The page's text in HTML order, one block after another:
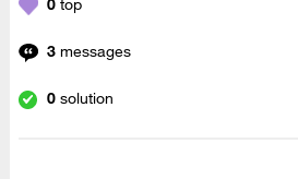
0 top
3 messages
0 solution